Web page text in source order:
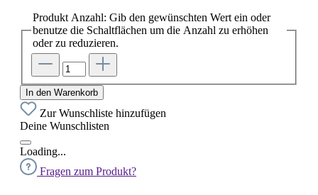
Produkt Anzahl: Gib den gewünschten Wert ein oder
benutze die Schaltflächen um die Anzahl zu erhöhen
oder zu reduzieren.
In den Warenkorb
Zur Wunschliste hinzufügen
Deine Wunschlisten
Loading...
Fragen zum Produkt?